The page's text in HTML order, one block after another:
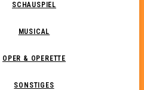
SCHAUSPIEL
MUSICAL
OPER & OPERETTE
SONSTIGES